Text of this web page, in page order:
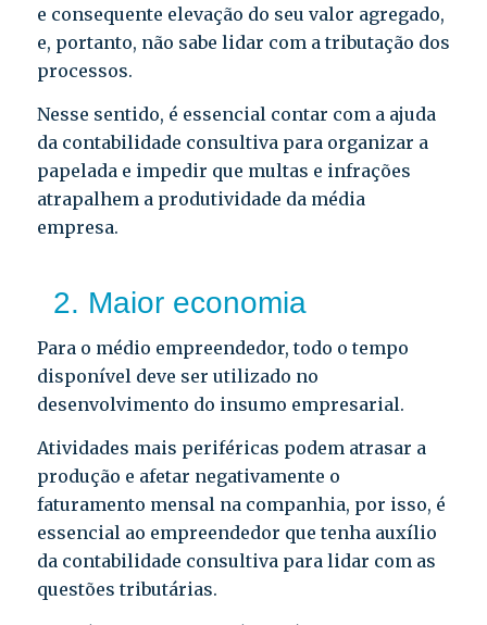
e consequente elevação do seu valor agregado,
e, portanto, não sabe lidar com a tributação dos
processos.
Nesse sentido, é essencial contar com a ajuda
da contabilidade consultiva para organizar a
papelada e impedir que multas e infrações
atrapalhem a produtividade da média
empresa.
2. Maior economia
Para o médio empreendedor, todo o tempo
disponível deve ser utilizado no
desenvolvimento do insumo empresarial.
Atividades mais periféricas podem atrasar a
produção e afetar negativamente o
faturamento mensal na companhia, por isso, é
essencial ao empreendedor que tenha auxílio
da contabilidade consultiva para lidar com as
questões tributárias.